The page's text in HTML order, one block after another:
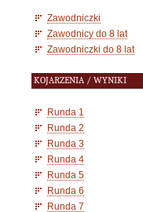
Zawodniczki
Zawodnicy do 8 lat
Zawodniczki do 8 lat
KOJARZENIA / WYNIKI
Runda 1
Runda 2
Runda 3
Runda 4
Runda 5
Runda 6
Runda 7